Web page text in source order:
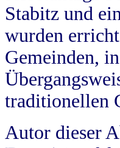
Stabitz und
wurden
Gemeinden,
traditionellen
Autor dieser